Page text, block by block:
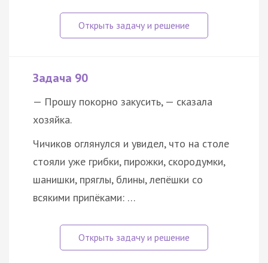
Задача 90
— Прошу покорно закусить, — сказала
хозяйка.
Чичиков оглянулся и увидел, что на столе
стояли уже грибки, пирожки, скородумки,
шанишки, пряглы, блины, лепёшки со
всякими припёками: …